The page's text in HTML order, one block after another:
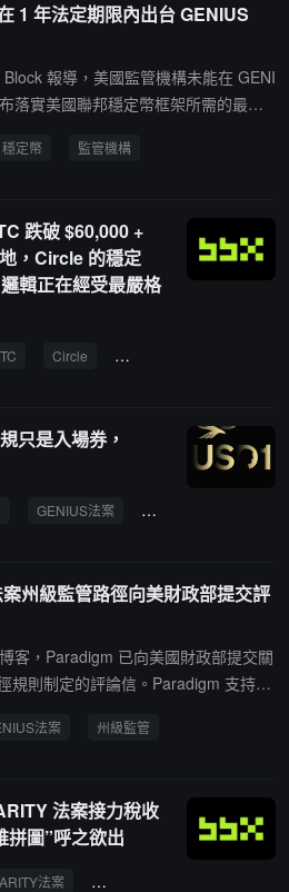
1 年法定期限內出台 GENIUS
報導，美國監管機構未能在 GENI
落實美國聯邦穩定幣框架所需的最終
政部及各州穩定幣監管機構最遲於 2
錢監管的規則甚至仍在公開徵求意
過期限將自動順延，也未暫停相關法
中，OCC 的綜合實施提案涵蓋儲備
控和報告要求；FDIC 的提案涉及儲
金的存款保險處理；NCUA 於 2 月和 5
關鍵規則至少要在截止日後才能最終
穩定幣 監管機構
跌破 $60,000 +
，Circle 的穩定
輯正在經受最嚴格
Circle GENIUS法案
只是入場券，
GENIUS法案 合規
州級監管路徑向美財政部提交評
客，Paradigm 已向美國財政部提交關
規則制定的評論信。Paradigm 支持該
框架錨定於尚未最終確定的 OCC 法
負責人一致同意才能認證州級制度，
準或防止單一成員無限期阻止認證的
天決策期限，建立補充提交的修正程
法案 州級監管
法案接力稅收
拼圖”呼之欲出
法案 數位資產